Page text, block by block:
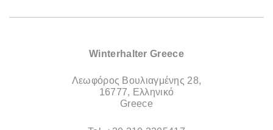
Winterhalter Greece
Λεωφόρος Βουλιαγμένης 28,
16777, Ελληνικό
Greece